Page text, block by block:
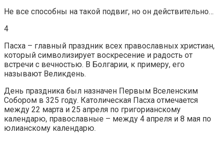
Не все способны на такой подвиг, но он действительно…
4
Пасха – главный праздник всех православных христиан,
который символизирует воскресение и радость от
встречи с вечностью. В Болгарии, к примеру, его
называют Великдень.
День праздника был назначен Первым Вселенским
Собором в 325 году. Католическая Пасха отмечается
между 22 марта и 25 апреля по григорианскому
календарю, православные – между 4 апреля и 8 мая по
юлианскому календарю.